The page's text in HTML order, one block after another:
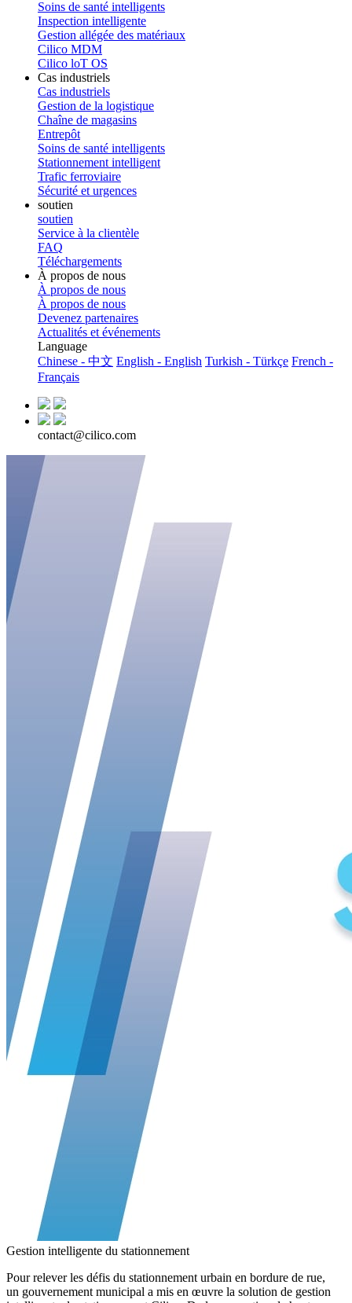
Soins de santé intelligents
Inspection intelligente
Gestion allégée des matériaux
Cilico MDM
Cilico loT OS
Cas industriels
Cas industriels
Gestion de la logistique
Chaîne de magasins
Entrepôt
Soins de santé intelligents
Stationnement intelligent
Trafic ferroviaire
Sécurité et urgences
soutien
soutien
Service à la clientèle
FAQ
Téléchargements
À propos de nous
À propos de nous
À propos de nous
Devenez partenaires
Actualités et événements
Language
Chinese - 中文 English - English Turkish - Türkçe French -
Français
contact@cilico.com
Gestion intelligente du stationnement
Pour relever les défis du stationnement urbain en bordure de rue,
un gouvernement municipal a mis en œuvre la solution de gestion